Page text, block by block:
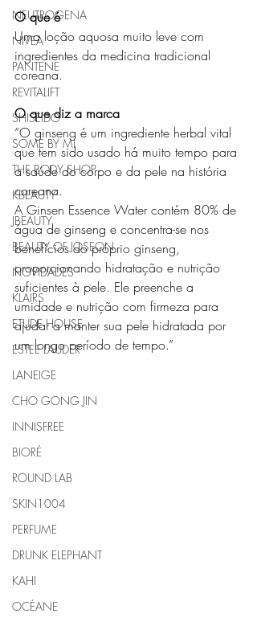
NEUTROGENA
NIVEA
PANTENE
REVITALIFT
SHISEIDO
SOME BY MI
THE BODY SHOP
KBEAUTY
JBEAUTY
BEAUTY OF JOSEON
NOVIDADES
KLAIRS
ETUDE HOUSE
ESTEE LAUDER
LANEIGE
CHO GONG JIN
INNISFREE
BIORÉ
ROUND LAB
SKIN1004
PERFUME
DRUNK ELEPHANT
KAHI
OCÉANE
O que é
Uma loção aquosa muito leve com
ingredientes da medicina tradicional
coreana.
O que diz a marca
“O ginseng é um ingrediente herbal vital
que tem sido usado há muito tempo para
a saúde do corpo e da pele na história
coreana.
A Ginsen Essence Water contém 80% de
água de ginseng e concentra-se nos
benefícios do próprio ginseng,
proporcionando hidratação e nutrição
suficientes à pele. Ele preenche a
umidade e nutrição com firmeza para
ajudar a manter sua pele hidratada por
um longo período de tempo.”